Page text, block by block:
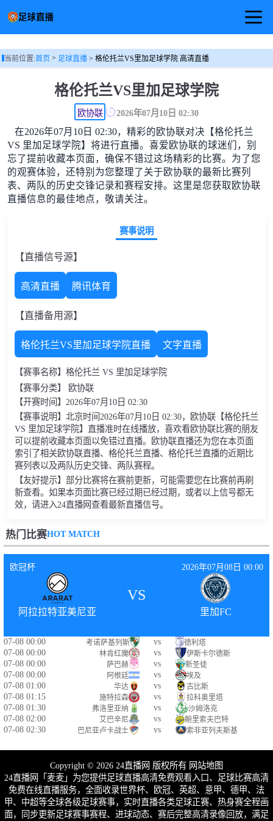
首页
足球视频
当前位置:首页> 足球直播> 格伦托兰VS里加足球学院 高清直播
格伦托兰VS里加足球学院
欧协联 2026年07月10日 02:30
在2026年07月10日 02:30，精彩的欧协联对决【格伦托兰
VS 里加足球学院】将进行直播。喜爱欧协联的球迷们，别
忘了提前收藏本页面，确保不错过这场精彩的比赛。为了您
的观赛体验，还特别为您整理了关于欧协联的最新比赛列
表、两队的历史交锋记录和赛程安排。这里是您获取欧协联
直播信息的最佳地点，敬请关注。
赛事说明
【直播信号源】
高清直播 腾讯体育
【直播备用源】
格伦托兰VS里加足球学院直播 文字直播
【赛事名称】格伦托兰 VS 里加足球学院
【赛事分类】 欧协联
【开赛时间】2026年07月10日 02:30
【赛事说明】北京时间2026年07月10日 02:30，欧协联【格伦托兰
VS 里加足球学院】直播准时在线播放，喜欢看欧协联比赛的朋友
可以提前收藏本页面以免错过直播。欧协联直播还为您在本页面
索引了相关欧协联直播、格伦托兰直播、格伦托兰直播的近期比
赛列表以及两队历史交锋、两队赛程。
【友好提示】部分比赛将在赛前更新，可能需要您在比赛前再刷
新查看。如果本页面比赛已经过期已经过期，或者以上信号都无
效，请进入24直播网查看最新直播信号。
热门比赛HOT MATCH
欧冠杯 2026年07月08日 00:00
阿拉拉特亚美尼亚
VS
里加FC
07-08 00:00 考诺萨基列斯 vs 德利塔
07-08 00:00 林肯红魔 vs 伊斯卡尔德斯
07-08 00:00 萨巴赫 vs 新圣徒
07-08 00:00 阿根廷 vs 埃及
07-08 01:00 华达 vs 古比斯
07-08 01:15 施特拉森 vs 拉科奥里塔
07-08 01:30 弗洛里亚纳 vs 沙姆洛克
07-08 02:00 艾巴辛尼 vs 鲍里索夫巴特
07-08 02:30 巴尼亚卢卡战士 vs 索非亚列夫斯基
Copyright © 2026 24直播网 版权所有 网站地图
24直播网「麦麦」为您提供足球直播高清免费观看入口、足球比赛高清
免费在线直播服务，全面收录世界杯、欧冠、英超、意甲、德甲、法
甲、中超等全球各级足球赛事，实时直播各类足球正赛、热身赛全程画
面，同步更新足球赛事赛程、进球动态、赛后完整高清录像回放，满足